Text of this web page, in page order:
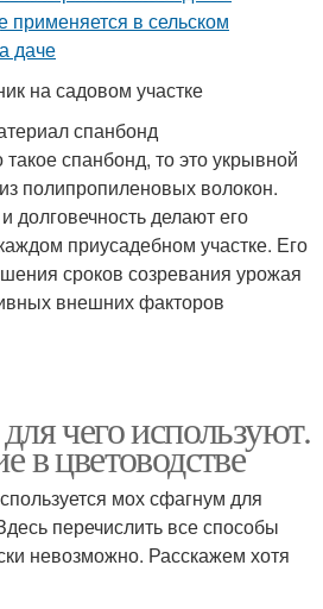
на садовом участке
спанбонд
спанбонд, то это укрывной
полипропиленовых волокон.
долговечность делают его
приусадебном участке. Его
сроков созревания урожая
внешних факторов
чего используют.
в цветоводстве
мох сфагнум для
перечислить все способы
невозможно. Расскажем хотя